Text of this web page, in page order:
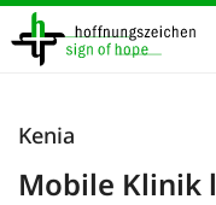
Direkt
zum
Inhalt
Kenia
Mobile Klinik